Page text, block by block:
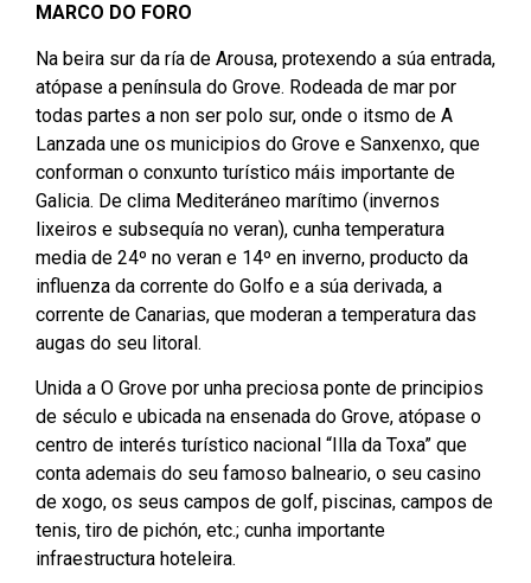
MARCO DO FORO
Na beira sur da ría de Arousa, protexendo a súa entrada,
atópase a península do Grove. Rodeada de mar por
todas partes a non ser polo sur, onde o itsmo de A
Lanzada une os municipios do Grove e Sanxenxo, que
conforman o conxunto turístico máis importante de
Galicia. De clima Mediteráneo marítimo (invernos
lixeiros e subsequía no veran), cunha temperatura
media de 24º no veran e 14º en inverno, producto da
influenza da corrente do Golfo e a súa derivada, a
corrente de Canarias, que moderan a temperatura das
augas do seu litoral.
Unida a O Grove por unha preciosa ponte de principios
de século e ubicada na ensenada do Grove, atópase o
centro de interés turístico nacional “Illa da Toxa” que
conta ademais do seu famoso balneario, o seu casino
de xogo, os seus campos de golf, piscinas, campos de
tenis, tiro de pichón, etc.; cunha importante
infraestructura hoteleira.